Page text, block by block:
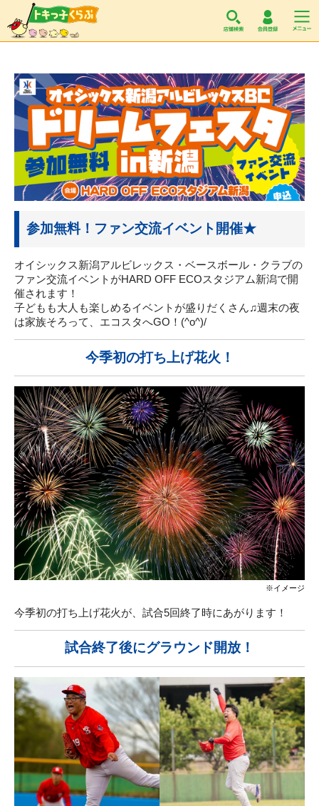
参加無料！ファン交流イベント開催★
オイシックス新潟アルビレックス・ベースボール・クラブの
ファン交流イベントがHARD OFF ECOスタジアム新潟で開
催されます！
子どもも大人も楽しめるイベントが盛りだくさん♫週末の夜
は家族そろって、エコスタへGO！(^o^)/
今季初の打ち上げ花火！
※イメージ
今季初の打ち上げ花火が、試合5回終了時にあがります！
試合終了後にグラウンド開放！